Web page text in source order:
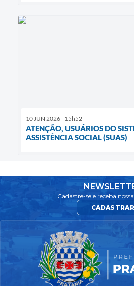
10 JUN 2026 - 15h52
ATENÇÃO, USUÁRIOS DO
ASSISTÊNCIA SOCIAL (SUAS)
Cadastre-se e receba
CADASTRAR